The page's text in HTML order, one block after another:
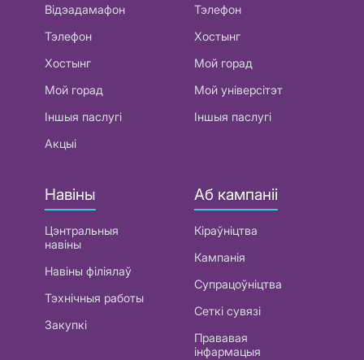
Відэадамафон
Тэлефон
Хостынг
Мой горад
Іншыя паслугі
Акцыі
Тэлефон
Хостынг
Мой горад
Мой універсітэт
Іншыя паслугі
Навіны
Цэнтральныя
навіны
Навіны філіялаў
Тэхнічныя работы
Закупкі
Аб кампаніі
Кіраўніцтва
Кампанія
Супрацоўніцтва
Сеткі сувязі
Прававая
інфармацыя